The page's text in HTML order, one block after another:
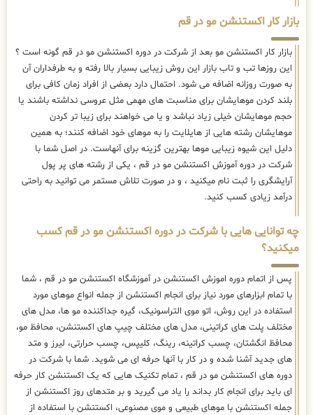
بازار کار اکستنشن مو در قم
بازار کار اکستنشن مو بعد از شرکت در دوره اکستنشن مو در قم گونه است ؟
این روزها تب و تاب بازار این روش زیبایی بسیار بالا رفته و به طرفداران آن
به صورت روزانه اضافه می شود. احتمال دارد بعضی از افراد زمان کافی برای
بلند کردن موهایشان برای مناسبت های مهمی مثل عروسی نداشته باشند یا
حجم موهایشان خیلی زیاد نباشد و یا می خواهند برای زیبا تر کردن
موهایشان رشته هایی از هایلایت را به موهای خود اضافه کنند؛ به همین
دلیل این شیوه زیبایی موها بهترین گزینه برای آنهاست. در اصل شما با
شرکت در دوره آموزش اکستنشن مو در قم ، یکی از رشته های پر پول
آرایشگری را ثبت نام میکنید ، و در صورت تلاش مستمر می توانید به راحتی
درآمد زیادی کسب کنید.
چه توانایی هایی با شرکت در دوره اکستنشن مو در قم کسب
میکنید؟
پس از اتمام دوره اموزش اکستنشن در آموزشگاه اکستنشن مو در قم ، شما
با تمام ابزارهای مورد نیاز برای انجام اکستنشن از جمله انواع موهای مورد
استفاده در این روش، اتو موی التراسونیک، گیره جداکننده مو ها، مدل های
مختلف پلت های کراتینی، مدل های مختلف چیپ های اکستنشن، محافظ مو،
محافظ انگشتان، چسب کراتینه، رینگ، کلیپس، چسب حرارتی، لیرز و متد
های جدید آشنا شده و در کار با آنها حرفه ای می شوید. شما با شرکت در
دوره های اکستنشن مو در قم ، تمام تکنیک هایی که یک اکستنشن کار حرفه
ای باید برای انجام کار بداند را یاد می گیرید و بر متدهای روز اکستنشن از
جمله اکستنشن با موهای طبیعی و موی مصنوعی، اکستنشن با استفاده از